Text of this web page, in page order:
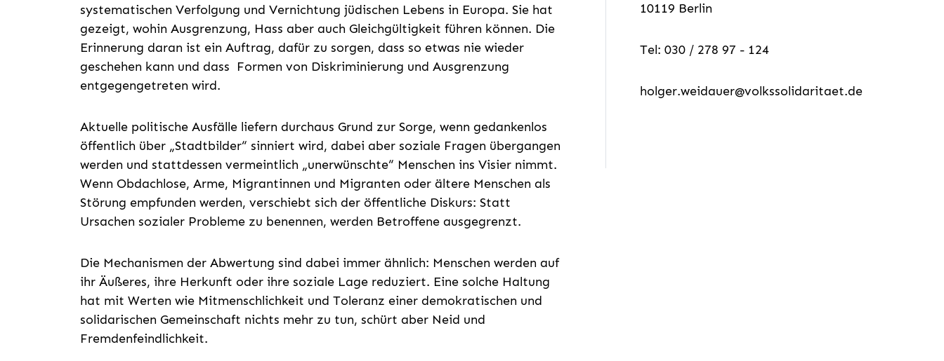
systematischen Verfolgung und Vernichtung jüdischen Lebens in Europa. Sie hat
gezeigt, wohin Ausgrenzung, Hass aber auch Gleichgültigkeit führen können. Die
Erinnerung daran ist ein Auftrag, dafür zu sorgen, dass so etwas nie wieder
geschehen kann und dass Formen von Diskriminierung und Ausgrenzung
entgegengetreten wird.
Aktuelle politische Ausfälle liefern durchaus Grund zur Sorge, wenn gedankenlos
öffentlich über „Stadtbilder“ sinniert wird, dabei aber soziale Fragen übergangen
werden und stattdessen vermeintlich „unerwünschte“ Menschen ins Visier nimmt.
Wenn Obdachlose, Arme, Migrantinnen und Migranten oder ältere Menschen als
Störung empfunden werden, verschiebt sich der öffentliche Diskurs: Statt
Ursachen sozialer Probleme zu benennen, werden Betroffene ausgegrenzt.
Die Mechanismen der Abwertung sind dabei immer ähnlich: Menschen werden auf
ihr Äußeres, ihre Herkunft oder ihre soziale Lage reduziert. Eine solche Haltung
hat mit Werten wie Mitmenschlichkeit und Toleranz einer demokratischen und
solidarischen Gemeinschaft nichts mehr zu tun, schürt aber Neid und
Fremdenfeindlichkeit.
10119 Berlin
Tel: 030 / 278 97 - 124
holger.weidauer@volkssolidaritaet.de